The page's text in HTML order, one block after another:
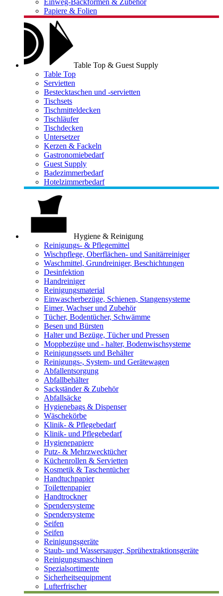
Einweg-Backformen & Zubehör
Papiere & Folien
Table Top & Guest Supply
Table Top
Servietten
Bestecktaschen und -servietten
Tischsets
Tischmitteldecken
Tischläufer
Tischdecken
Untersetzer
Kerzen & Fackeln
Gastronomiebedarf
Guest Supply
Badezimmerbedarf
Hotelzimmerbedarf
Hygiene & Reinigung
Reinigungs- & Pflegemittel
Wischpflege, Oberflächen- und Sanitärreiniger
Waschmittel, Grundreiniger, Beschichtungen
Desinfektion
Handreiniger
Reinigungsmaterial
Einwascherbezüge, Schienen, Stangensysteme
Eimer, Wachser und Zubehör
Tücher, Bodentücher, Schwämme
Besen und Bürsten
Halter und Bezüge, Tücher und Pressen
Moppbezüge und - halter, Bodenwischsysteme
Reinigungssets und Behälter
Reinigungs-, System- und Gerätewagen
Abfallentsorgung
Abfallbehälter
Sackständer & Zubehör
Abfallsäcke
Hygienebags & Dispenser
Wäschekörbe
Klinik- & Pflegebedarf
Klinik- und Pflegebedarf
Hygienepapiere
Putz- & Mehrzwecktücher
Küchenrollen & Servietten
Kosmetik & Taschentücher
Handtuchpapier
Toilettenpapier
Handtrockner
Spendersysteme
Spendersysteme
Seifen
Seifen
Reinigungsgeräte
Staub- und Wassersauger, Sprühextraktionsgeräte
Reinigungsmaschinen
Spezialsortimente
Sicherheitsequipment
Lufterfrischer